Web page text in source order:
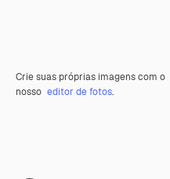
Crie suas próprias imagens com o
nosso editor de fotos.